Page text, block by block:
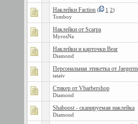
Наклейки Faction ( 1 2)
Tomboy
Наклейки от Scarpa
MyrosNa
Наклейки и карточки Bear
Diamond
Персональная этикетка от
tataiv
Стикер от Vbarbershop
Diamond
Shaboost - сканируемая наклейка
Diamond